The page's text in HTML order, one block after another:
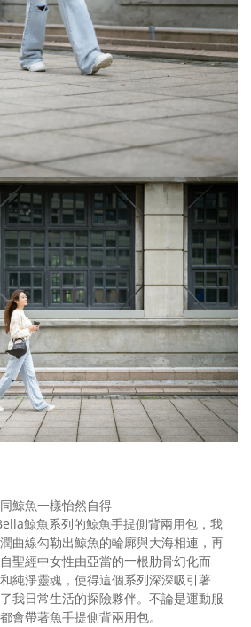
鯨魚一樣怡然自得
鯨魚系列的鯨魚手提側背兩用包，我
曲線勾勒出鯨魚的輪廓與大海相連，再
聖經中女性由亞當的一根肋骨幻化而
純淨靈魂，使得這個系列深深吸引著
我日常生活的探險夥伴。不論是運動服
會帶著魚手提側背兩用包。